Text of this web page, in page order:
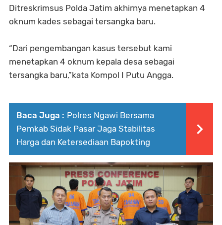
Ditreskrimsus Polda Jatim akhirnya menetapkan 4
oknum kades sebagai tersangka baru.
“Dari pengembangan kasus tersebut kami
menetapkan 4 oknum kepala desa sebagai
tersangka baru,”kata Kompol I Putu Angga.
Baca Juga : Polres Ngawi Bersama
Pemkab Sidak Pasar Jaga Stabilitas
Harga dan Ketersediaan Bapokting